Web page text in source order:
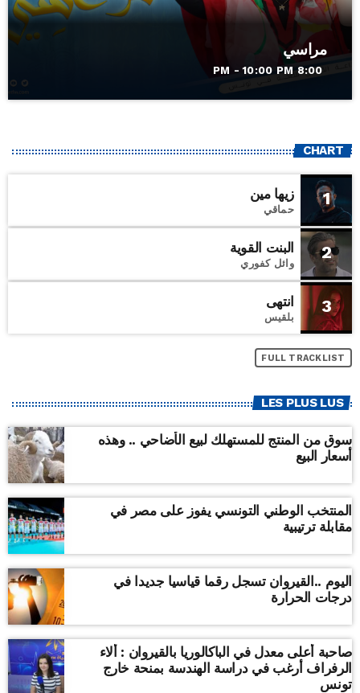
مراسي
8:00 PM - 10:00 PM
CHART
1 زيها مين
حماقي
2 البنت القوية
وائل كفوري
3 انتهى
بلقيس
FULL TRACKLIST
LES PLUS LUS
سوق من المنتج للمستهلك لبيع الأضاحي .. وهذه
أسعار البيع
المنتخب الوطني التونسي يفوز على مصر في
مقابلة ترتيبية
اليوم ..القيروان تسجل رقما قياسيا جديدا في
درجات الحرارة
صاحبة أعلى معدل في الباكالوريا بالقيروان : ألاء
الرفراف أرغب في دراسة الهندسة بمنحة خارج
تونس